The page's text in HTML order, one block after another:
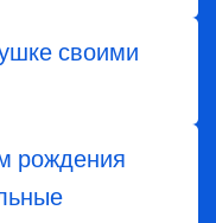
своими
рождения